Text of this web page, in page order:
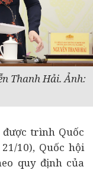
Thanh Hải. Ảnh:
trình Quốc
10), Quốc hội
quy định của